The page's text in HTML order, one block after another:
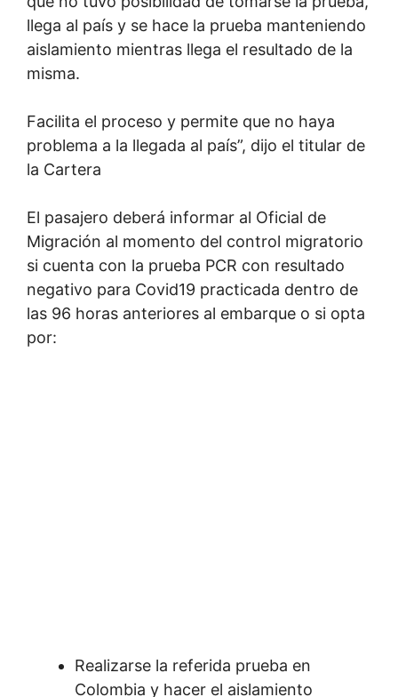
llega al país y se hace la prueba manteniendo
aislamiento mientras llega el resultado de la
misma.
Facilita el proceso y permite que no haya
problema a la llegada al país”, dijo el titular de
la Cartera
El pasajero deberá informar al Oficial de
Migración al momento del control migratorio
si cuenta con la prueba PCR con resultado
negativo para Covid19 practicada dentro de
las 96 horas anteriores al embarque o si opta
por:
Realizarse la referida prueba en
Colombia y hacer el aislamiento